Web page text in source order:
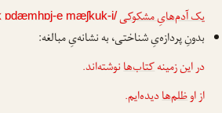
یک آدم‌هایِ مشکوکیɒdæmhɒj-e mæʃkuk-i/
بدونِ پردازه‌یِ شناختی، به نشانه‌یِ مبالغه:
در این زمینهکتاب‌هانوشته‌اند.
از اوظلم‌هادیده‌ایم.